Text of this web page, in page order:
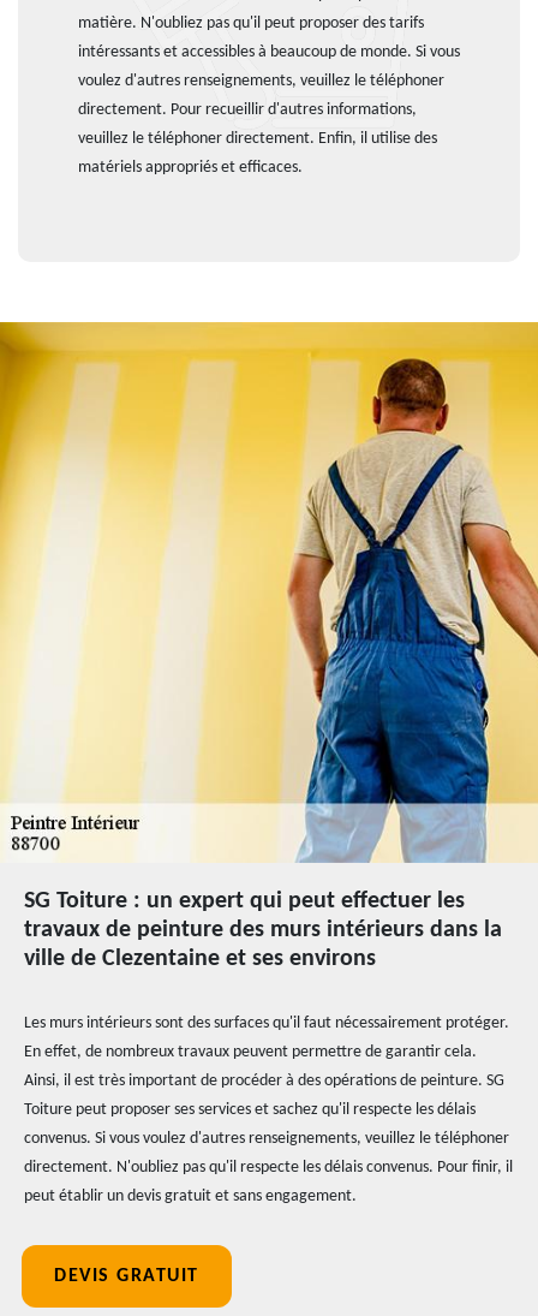
matière. N'oubliez pas qu'il peut proposer des tarifs
intéressants et accessibles à beaucoup de monde. Si vous
voulez d'autres renseignements, veuillez le téléphoner
directement. Pour recueillir d'autres informations,
veuillez le téléphoner directement. Enfin, il utilise des
matériels appropriés et efficaces.
SG Toiture : un expert qui peut effectuer les
travaux de peinture des murs intérieurs dans la
ville de Clezentaine et ses environs
Les murs intérieurs sont des surfaces qu'il faut nécessairement protéger.
En effet, de nombreux travaux peuvent permettre de garantir cela.
Ainsi, il est très important de procéder à des opérations de peinture. SG
Toiture peut proposer ses services et sachez qu'il respecte les délais
convenus. Si vous voulez d'autres renseignements, veuillez le téléphoner
directement. N'oubliez pas qu'il respecte les délais convenus. Pour finir, il
peut établir un devis gratuit et sans engagement.
DEVIS GRATUIT